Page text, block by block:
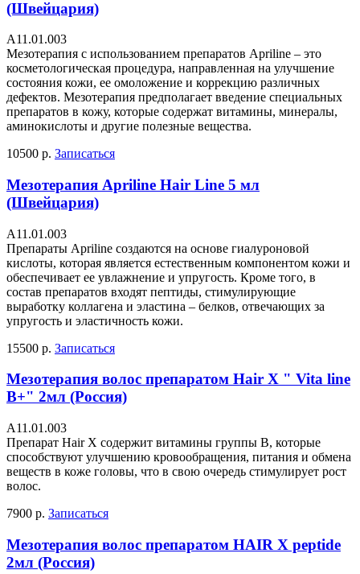
(Швейцария)
А11.01.003
Мезотерапия с использованием препаратов Apriline – это
косметологическая процедура, направленная на улучшение
состояния кожи, ее омоложение и коррекцию различных
дефектов. Мезотерапия предполагает введение специальных
препаратов в кожу, которые содержат витамины, минералы,
аминокислоты и другие полезные вещества.
10500 р. Записаться
Мезотерапия Apriline Hair Line 5 мл
(Швейцария)
А11.01.003
Препараты Apriline создаются на основе гиалуроновой
кислоты, которая является естественным компонентом кожи и
обеспечивает ее увлажнение и упругость. Кроме того, в
состав препаратов входят пептиды, стимулирующие
выработку коллагена и эластина – белков, отвечающих за
упругость и эластичность кожи.
15500 р. Записаться
Мезотерапия волос препаратом Hair X " Vita line
B+" 2мл (Россия)
А11.01.003
Препарат Hair X содержит витамины группы В, которые
способствуют улучшению кровообращения, питания и обмена
веществ в коже головы, что в свою очередь стимулирует рост
волос.
7900 р. Записаться
Мезотерапия волос препаратом HAIR X peptide
2мл (Россия)